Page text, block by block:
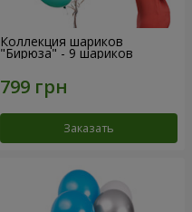
Коллекция шариков
"Бирюза" - 9 шариков
Заказать